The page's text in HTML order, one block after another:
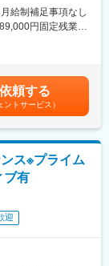
良企業の正社員と
ノルマなし）
でアナログに行わ
、分包まで対応
時間止めてはなら
軽減に大きく貢献
シェアを誇る製
品を使っている
面白さがありま
ニーズが増加して
ロモーション販
販売等幅広い営
ますので、安心
はありません
。異業種・営業未
能です。(30代で
給制補足事項なし
円固定残業手
与の支給平均額、
決定いたします。■
の3ヶ月分程度を想
金はあくまでも目
があります。月給
頼する
ントサービス）
ス※プライム
ブ有
迎